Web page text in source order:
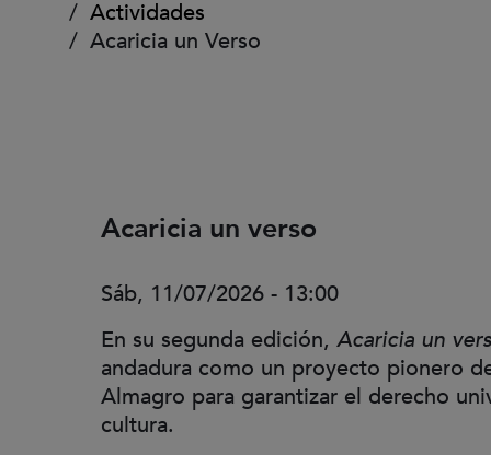
Actividades
Acaricia un Verso
Acaricia un verso
Sáb, 11/07/2026 - 13:00
En su segunda edición, Acaricia un
andadura como un proyecto pionero
Almagro para garantizar el derecho
cultura.